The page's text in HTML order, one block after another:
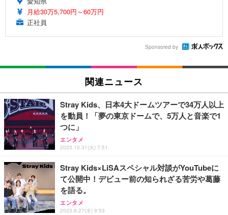
月給30万5,700円～60万円
正社員
Sponsored by
関連ニュース
Stray Kids、日本4大ドームツアーで34万人以上
を動員！「夢の東京ドームで、5万人と音楽で1
つに」
エンタメ
2023.10.31(火) 7:51
Stray Kids×LiSAスペシャル対談がYouTubeに
て公開中！デビュー前の知られざる苦労や葛藤
を語る。
エンタメ
2023.9.27(水) 9:53